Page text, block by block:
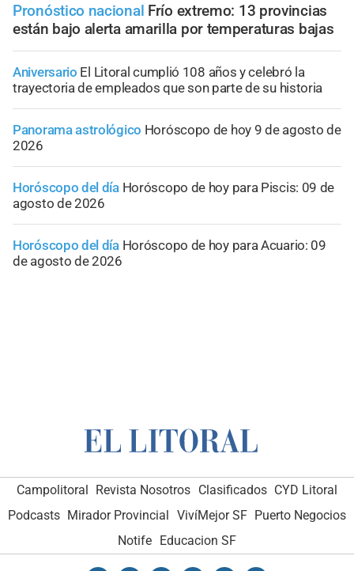
Pronóstico nacional Frío extremo: 13 provincias
están bajo alerta amarilla por temperaturas bajas
Aniversario El Litoral cumplió 108 años y celebró la
trayectoria de empleados que son parte de su historia
Panorama astrológico Horóscopo de hoy 9 de agosto de
2026
Horóscopo del día Horóscopo de hoy para Piscis: 09 de
agosto de 2026
Horóscopo del día Horóscopo de hoy para Acuario: 09
de agosto de 2026
Campolitoral Revista Nosotros Clasificados CYD Litoral
Podcasts Mirador Provincial VivíMejor SF Puerto Negocios
Notife Educacion SF